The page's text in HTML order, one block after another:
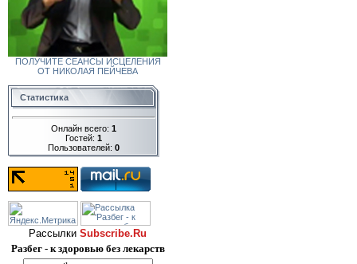
ПОЛУЧИТЕ СЕАНСЫ ИСЦЕЛЕНИЯ
ОТ НИКОЛАЯ ПЕЙЧЕВА
Статистика
Онлайн всего: 1
Гостей: 1
Пользователей: 0
Рассылки Subscribe.Ru
Разбег - к здоровью без лекарств